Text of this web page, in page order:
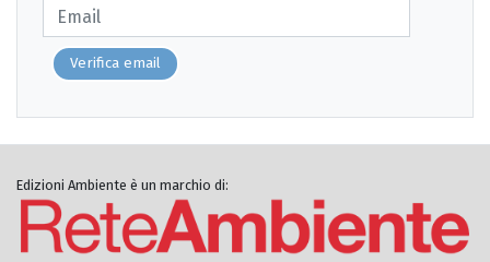
Verifica email
Edizioni Ambiente è un marchio di: